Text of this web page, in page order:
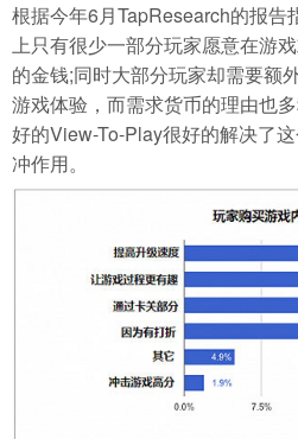
根据今年6月TapResearch的报告
上只有很少一部分玩家愿意在游
的金钱;同时大部分玩家却需要额
游戏体验，而需求货币的理由也
好的View-To-Play很好的解决了
冲作用。